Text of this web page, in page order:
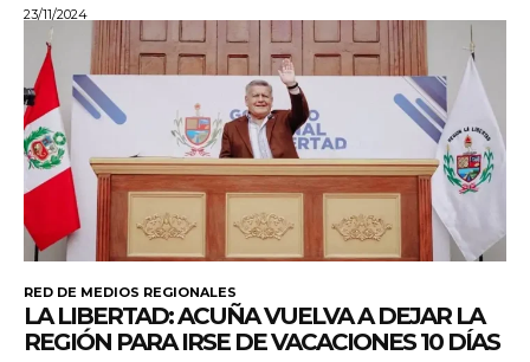
23/11/2024
RED DE MEDIOS REGIONALES
LA LIBERTAD: ACUÑA VUELVA A DEJAR LA
REGIÓN PARA IRSE DE VACACIONES 10 DÍAS